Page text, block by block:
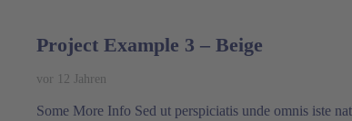
Project Example 3 – Beige
vor 12 Jahren
Some More Info Sed ut perspiciatis unde omnis iste